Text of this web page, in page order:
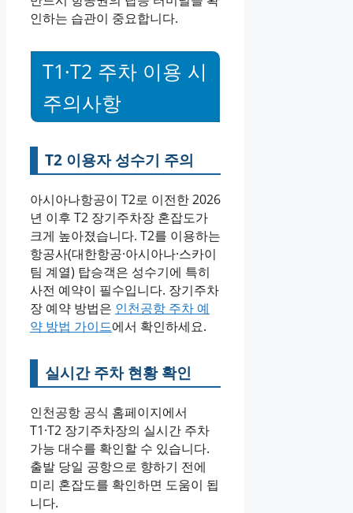
인하는 습관이 중요합니다.
T1·T2 주차 이용 시
주의사항
T2 이용자 성수기 주의
아시아나항공이 T2로 이전한 2026
년 이후 T2 장기주차장 혼잡도가
크게 높아졌습니다. T2를 이용하는
항공사(대한항공·아시아나·스카이
팀 계열) 탑승객은 성수기에 특히
사전 예약이 필수입니다. 장기주차
장 예약 방법은 인천공항 주차 예
약 방법 가이드에서 확인하세요.
실시간 주차 현황 확인
인천공항 공식 홈페이지에서
T1·T2 장기주차장의 실시간 주차
가능 대수를 확인할 수 있습니다.
출발 당일 공항으로 향하기 전에
미리 혼잡도를 확인하면 도움이 됩
니다.